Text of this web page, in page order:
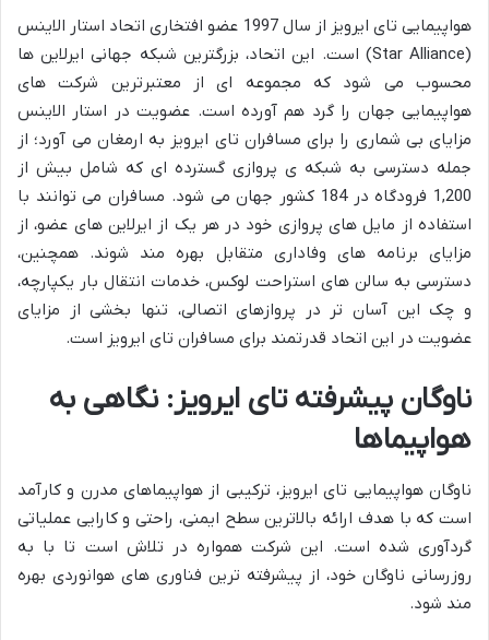
هواپیمایی تای ایرویز از سال 1997 عضو افتخاری اتحاد استار الاینس
(Star Alliance) است. این اتحاد، بزرگترین شبکه جهانی ایرلاین ها
محسوب می شود که مجموعه ای از معتبرترین شرکت های
هواپیمایی جهان را گرد هم آورده است. عضویت در استار الاینس
مزایای بی شماری را برای مسافران تای ایرویز به ارمغان می آورد؛ از
جمله دسترسی به شبکه ی پروازی گسترده ای که شامل بیش از
1,200 فرودگاه در 184 کشور جهان می شود. مسافران می توانند با
استفاده از مایل های پروازی خود در هر یک از ایرلاین های عضو، از
مزایای برنامه های وفاداری متقابل بهره مند شوند. همچنین،
دسترسی به سالن های استراحت لوکس، خدمات انتقال بار یکپارچه،
و چک این آسان تر در پروازهای اتصالی، تنها بخشی از مزایای
عضویت در این اتحاد قدرتمند برای مسافران تای ایرویز است.
ناوگان پیشرفته تای ایرویز: نگاهی به
هواپیماها
ناوگان هواپیمایی تای ایرویز، ترکیبی از هواپیماهای مدرن و کارآمد
است که با هدف ارائه بالاترین سطح ایمنی، راحتی و کارایی عملیاتی
گردآوری شده است. این شرکت همواره در تلاش است تا با به
روزرسانی ناوگان خود، از پیشرفته ترین فناوری های هوانوردی بهره
مند شود.